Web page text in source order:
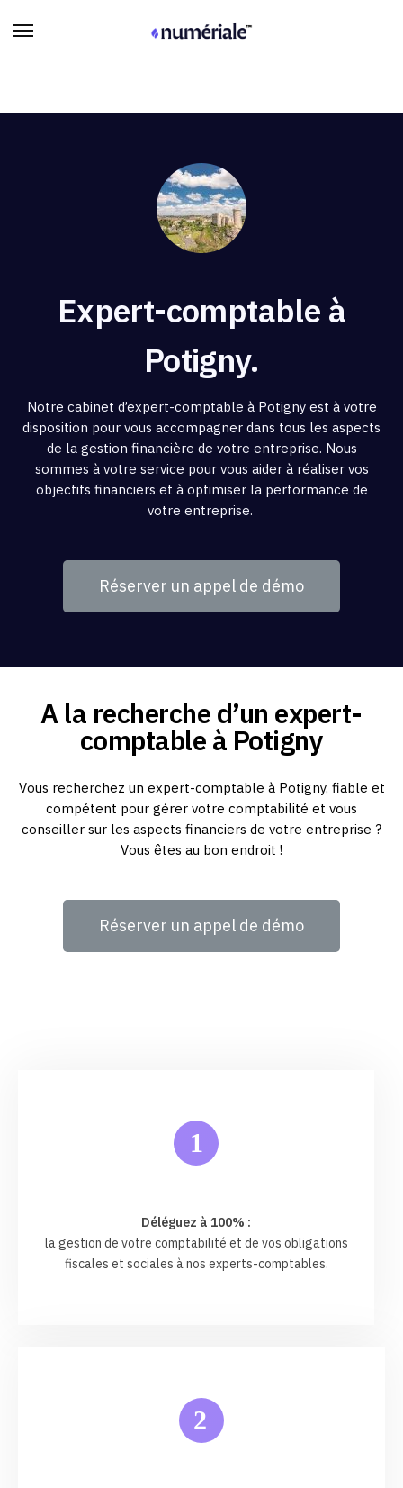
Expert-comptable à
Potigny.
Notre cabinet d’expert-comptable à Potigny est à votre
disposition pour vous accompagner dans tous les aspects
de la gestion financière de votre entreprise. Nous
sommes à votre service pour vous aider à réaliser vos
objectifs financiers et à optimiser la performance de
votre entreprise.
Réserver un appel de démo
A la recherche d’un expert-
comptable à Potigny
Vous recherchez un expert-comptable à Potigny, fiable et
compétent pour gérer votre comptabilité et vous
conseiller sur les aspects financiers de votre entreprise ?
Vous êtes au bon endroit !
Réserver un appel de démo
1
Déléguez à 100% :
la gestion de votre comptabilité et de vos obligations
fiscales et sociales à nos experts-comptables.
2